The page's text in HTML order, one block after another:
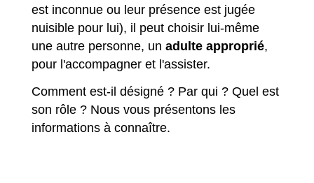
est inconnue ou leur présence est jugée
nuisible pour lui), il peut choisir lui-même
une autre personne, un adulte approprié,
pour l'accompagner et l'assister.
Comment est-il désigné ? Par qui ? Quel est
son rôle ? Nous vous présentons les
informations à connaître.